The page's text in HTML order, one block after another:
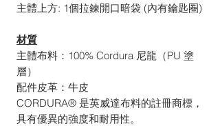
主體上方: 1個拉鍊開口暗袋 (內有鑰匙圈)
材質
主體布料：100% Cordura 尼龍（PU 塗
層）
配件皮革：牛皮
CORDURA® 是英威達布料的註冊商標，
具有優異的強度和耐用性。